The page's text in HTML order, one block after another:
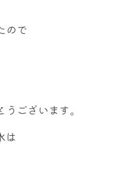
ので
ございます。
は